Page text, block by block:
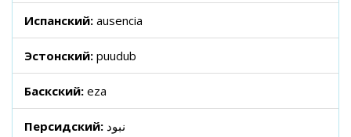
Испанский: ausencia
Эстонский: puudub
Баскский: eza
Персидский: نبود